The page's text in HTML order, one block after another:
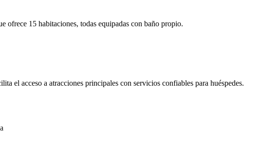
ofrece 15 habitaciones, todas equipadas con baño propio.
el acceso a atracciones principales con servicios confiables para huéspedes.